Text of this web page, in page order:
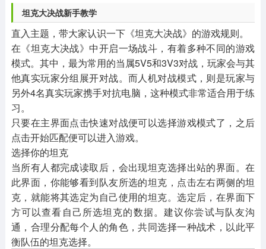
坦克大决战新手教学
直入主题，带大家认识一下《坦克大决战》的游戏规则。
在《坦克大决战》中开启一场战斗，有着多种不同的游戏
模式。其中，最为常用的当属5V5和3V3对战，玩家会与其
他真实玩家分组展开对战。而人机对战模式，则是玩家与
另外4名真实玩家携手对抗电脑，这种模式非常适合用于练
习。
只要在主界面点击快速对战便可以选择游戏模式了，之后
点击开始匹配便可以进入游戏。
选择你的坦克
当所有人都完成读取后，会出现坦克选择出站的界面。在
此界面，你能够看到队友所选的坦克，点击左右两侧的坦
克，就能将其选定为自己使用的坦克。选定后，在界面下
方可以查看自己所选坦克的数据。建议你尝试与队友沟
通，合理分配每个人的角色，共同选择一种战术，以此平
衡队伍的坦克选择。